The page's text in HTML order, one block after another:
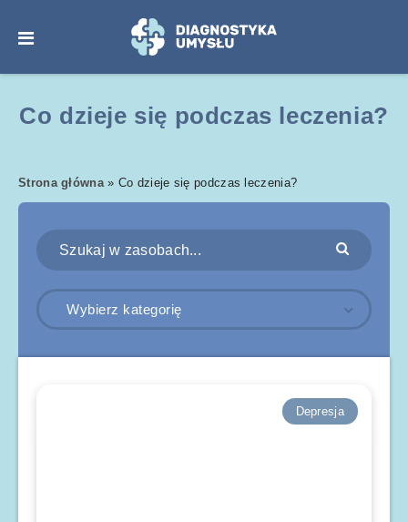
Co dzieje się podczas leczenia?
Strona główna» Co dzieje się podczas leczenia?
Wybierz kategorię
Depresja